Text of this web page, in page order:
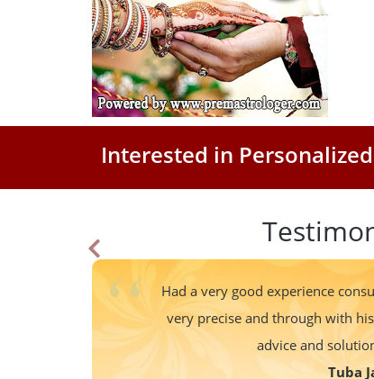
Interested in
Had a very good experience
very precise and through with
advice and
Tuba